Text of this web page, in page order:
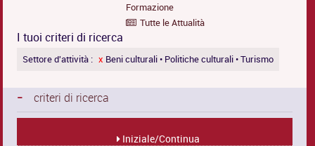
Formazione
Tutte le Attualità
I tuoi criteri di ricerca
Settore d'attività : x Beni culturali • Politiche culturali • Turismo
- criteri di ricerca
Iniziale/Continua